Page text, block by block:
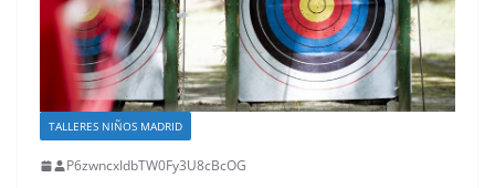
TALLERES NIÑOS MADRID
P6zwncxIdbTW0Fy3U8cBcOG